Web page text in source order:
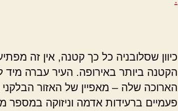
כיוון שסלובניה כל כך קטנה, אין זה
הקטנה ביותר באירופה. העיר עברה מיד
הארוכה שלה – מאפיין של האזור
פעמיים ברעידות אדמה וניזוקה במספר